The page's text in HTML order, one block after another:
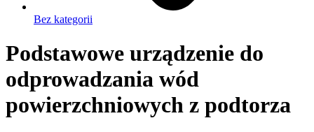
Bez kategorii
Podstawowe urządzenie do
odprowadzania wód
powierzchniowych z podtorza